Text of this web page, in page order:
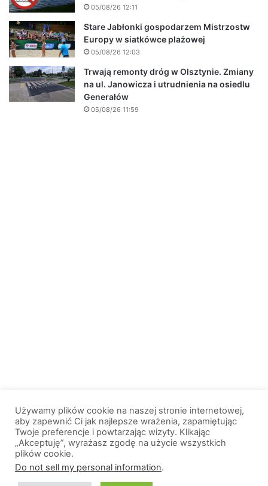
05/08/26 12:11
Stare Jabłonki gospodarzem Mistrzostw
Europy w siatkówce plażowej
05/08/26 12:03
Trwają remonty dróg w Olsztynie. Zmiany
na ul. Janowicza i utrudnienia na osiedlu
Generałów
05/08/26 11:59
© 2013-2026, All Rights Reserved. Wszelkie prawa zastrzeżone. |
Używamy plików cookie na naszej stronie internetowej,
aby zapewnić Ci jak najlepsze wrażenia, zapamiętując
Twoje preferencje i powtarzając wizyty. Klikając
„Akceptuję”, wyrażasz zgodę na użycie wszystkich
plików cookie.
Do not sell my personal information.